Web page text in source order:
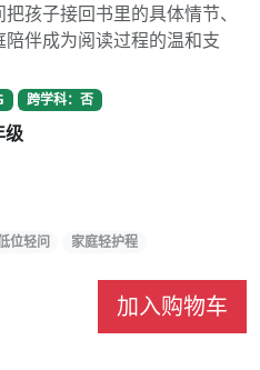
孩子接回书里的具体情节、
伴成为阅读过程的温和支
跨学科：否
级
位轻问 家庭轻护程
加入购物车